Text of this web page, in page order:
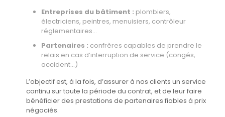
Entreprises du bâtiment : plombiers,
électriciens, peintres, menuisiers, contrôleur
réglementaires…
Partenaires : confrères capables de prendre le
relais en cas d’interruption de service (congés,
accident…)
L’objectif est, à la fois, d’assurer à nos clients un service
continu sur toute la période du contrat, et de leur faire
bénéficier des prestations de partenaires fiables à prix
négociés.